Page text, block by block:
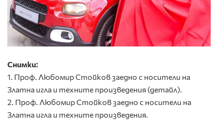
Снимки:
1. Проф. Любомир Стойков заедно с носители на
Златна игла и техните произведения (детайл).
2. Проф. Любомир Стойков заедно с носители на
Златна игла и техните произведения.